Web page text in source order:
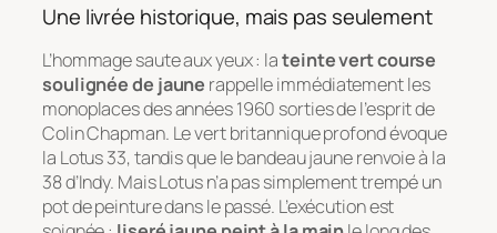
Une livrée historique, mais pas seulement
L’hommage saute aux yeux : lateinte vert course
soulignée de jaune rappelle immédiatement les
monoplaces des années 1960 sorties de l’esprit de
Colin Chapman. Le vert britannique profond évoque
la Lotus 33, tandis que le bandeau jaune renvoie à la
38 d’Indy. Mais Lotus n’a pas simplement trempé un
pot de peinture dans le passé. L’exécution est